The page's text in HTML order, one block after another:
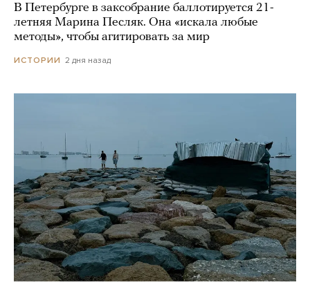
В Петербурге в заксобрание баллотируется 21-
летняя Марина Песляк. Она «искала любые
методы», чтобы агитировать за мир
ИСТОРИИ 2 дня назад